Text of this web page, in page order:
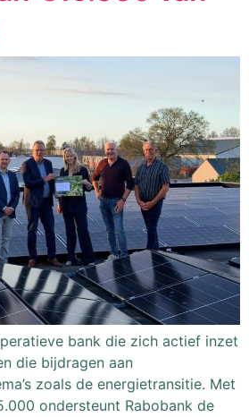
bank die zich actief inzet
die bijdragen aan
zoals de energietransitie. Met
ondersteunt Rabobank de